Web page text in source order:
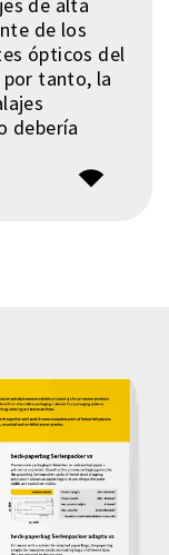
de los
ópticos del
por tanto, la
debería